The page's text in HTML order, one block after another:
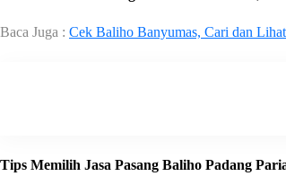
Baca Juga : Cek Baliho Banyumas, Cari dan
Tips Memilih Jasa Pasang Baliho Padang